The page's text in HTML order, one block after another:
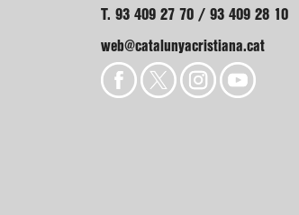
T. 93 409 27 70 / 93 409 28 10
web@catalunyacristiana.cat